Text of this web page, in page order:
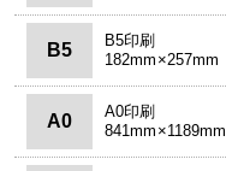
B5
B5印刷
182mm×257mm
A0
A0印刷
841mm×1189mm